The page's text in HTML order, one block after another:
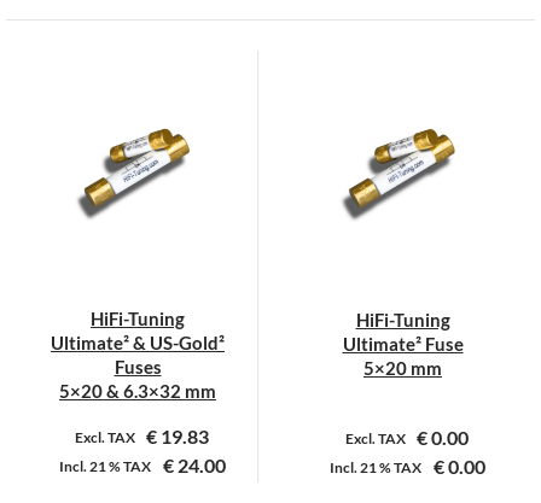
Dit
variaties.
Deze
optie
de
productpagina
Dit
variaties.
Deze
optie
de
productpagina
HiFi-Tuning
Ultimate² & US-Gold²
Fuses
5×20 & 6.3×32 mm
Excl. TAX € 19.83
Incl.21 %TAX €24.00
HiFi-Tuning
Ultimate² Fuse
5×20 mm
Excl. TAX €0.00
Incl.21 %TAX €0.00